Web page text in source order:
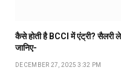
कैसे होती है BCCI में एंट्री? सैलरी
जानिए-
DECEMBER 27, 2025 3:32 PM